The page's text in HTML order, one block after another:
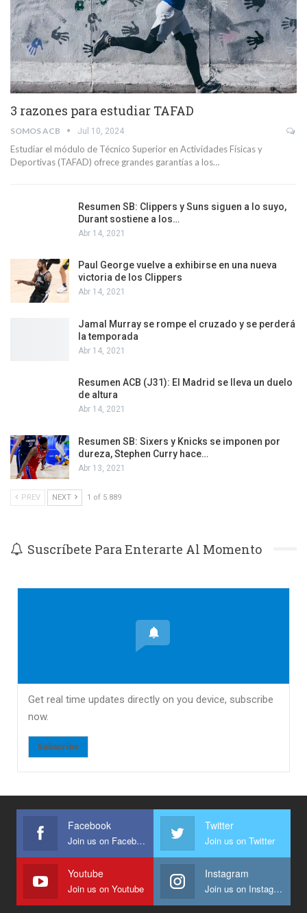
3 razones para estudiar TAFAD
SOMOS ACB Jul 10, 2024
Estudiar el módulo de Técnico Superior en Actividades Físicas y
Deportivas (TAFAD) ofrece grandes garantías a los…
Resumen SB: Clippers y Suns siguen a lo suyo,
Durant sostiene a los…
Abr 14, 2021
Paul George vuelve a exhibirse en una nueva
victoria de los Clippers
Abr 14, 2021
Jamal Murray se rompe el cruzado y se perderá
la temporada
Abr 14, 2021
Resumen ACB (J31): El Madrid se lleva un duelo
de altura
Abr 14, 2021
Resumen SB: Sixers y Knicks se imponen por
dureza, Stephen Curry hace…
Abr 13, 2021
PREV NEXT 1 of 5.889
Suscríbete Para Enterarte Al Momento
Get real time updates directly on you device, subscribe
now.
Subscribe
Facebook
Join us on Facebook
Twitter
Join us on Twitter
Youtube
Join us on Youtube
Instagram
Join us on Instagram